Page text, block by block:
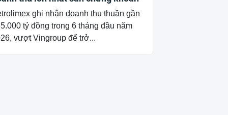
ghi nhận doanh thu thuần gần
tỷ đồng trong 6 tháng đầu năm
vượt Vingroup để trở...